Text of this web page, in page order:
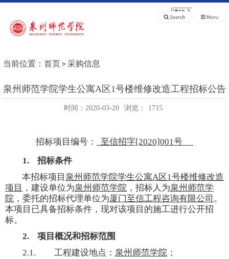
当前位置： 首页 采购信息
泉州师范学院学生公寓A区1号楼维修改造工程招标公告
时间：2020-03-20 浏览： 1715
招标项目编号： 至信招字[2020]001号
1.
招标条件
本招标项目 泉州师范学院学生公寓A区1号楼维修改造
项目 ，建设单位为泉州师范学院 ，招标人为泉州师范学
院 ，委托的招标代理单位为厦门至信工程咨询有限公司 。
本项目已具备招标条件，现对该项目的施工进行公开招
标。
2.
项目概况和招标范围
2.1.
工程建设地点： 泉州师范学院 ；